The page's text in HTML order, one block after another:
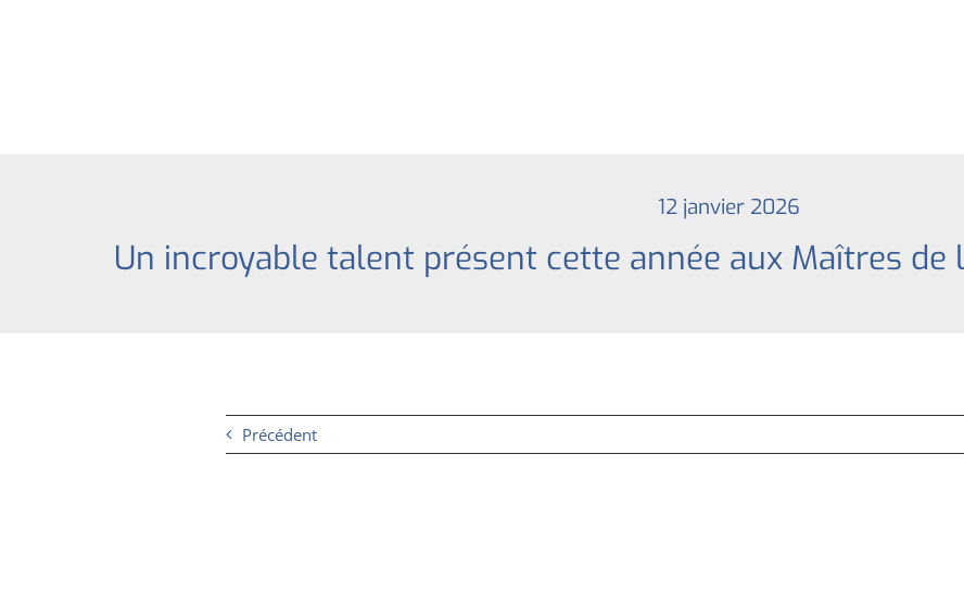
12 janvier 2026
Un incroyable talent présent cette année aux Maîtres de
Précédent